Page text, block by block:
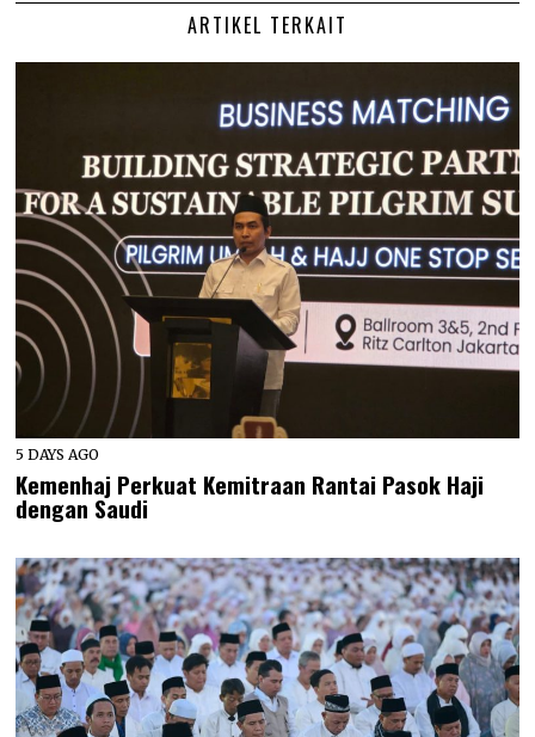
ARTIKEL TERKAIT
5 DAYS AGO
Kemenhaj Perkuat Kemitraan Rantai Pasok Haji
dengan Saudi